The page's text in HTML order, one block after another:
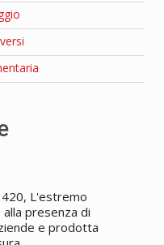
L'estremo
presenza di
e prodotta